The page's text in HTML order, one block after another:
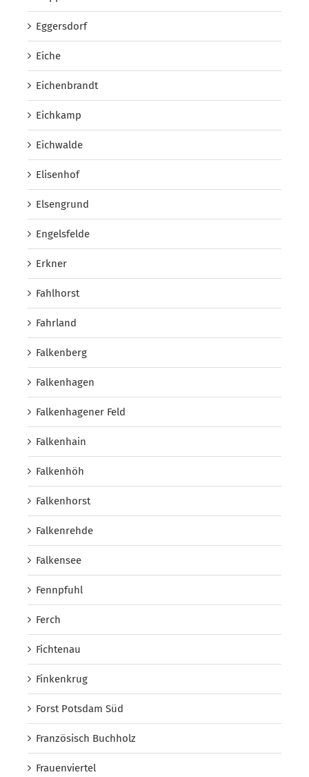
Eggersdorf
Eiche
Eichenbrandt
Eichkamp
Eichwalde
Elisenhof
Elsengrund
Engelsfelde
Erkner
Fahlhorst
Fahrland
Falkenberg
Falkenhagen
Falkenhagener Feld
Falkenhain
Falkenhöh
Falkenhorst
Falkenrehde
Falkensee
Fennpfuhl
Ferch
Fichtenau
Finkenkrug
Forst Potsdam Süd
Französisch Buchholz
Frauenviertel